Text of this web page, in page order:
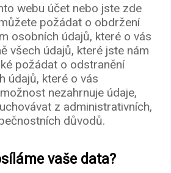
webu účet nebo jste zde
požádat o obdržení
osobních údajů, které o vás
všech údajů, které jste nám
požádat o odstranění
údajů, které o vás
nezahrnuje údaje,
z administrativních,
důvodů.
vaše data?